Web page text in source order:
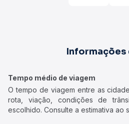
Informações
Tempo médio de viagem
O tempo de viagem entre as
rota, viação, condições de
escolhido. Consulte a estimativa ao